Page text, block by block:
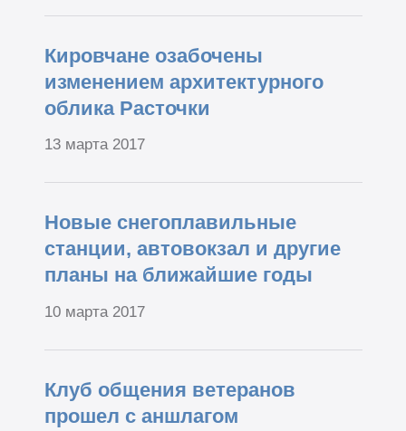
Кировчане озабочены
изменением архитектурного
облика Расточки
13 марта 2017
Новые снегоплавильные
станции, автовокзал и другие
планы на ближайшие годы
10 марта 2017
Клуб общения ветеранов
прошел с аншлагом